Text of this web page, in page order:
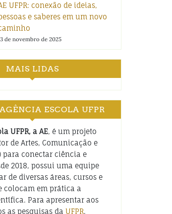
UFPR: conexão de ideias,
e saberes em um novo
de novembro de 2025
MAIS LIDAS
ESCOLA UFPR
UFPR, a AE, é um projeto
de Artes, Comunicação e
para conectar ciência e
2018, possui uma equipe
de diversas áreas, cursos e
colocam em prática a
Para apresentar aos
as pesquisas da UFPR,